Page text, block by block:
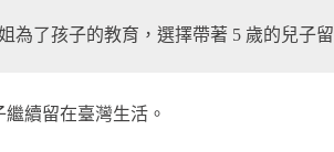
為了孩子的教育，選擇帶著 5 歲的兒子留
續留在臺灣生活。